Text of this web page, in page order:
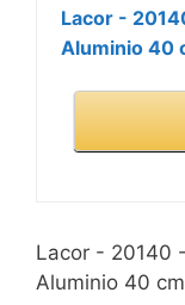
Lacor -
Aluminio 40
Lacor - 20140
Aluminio 40